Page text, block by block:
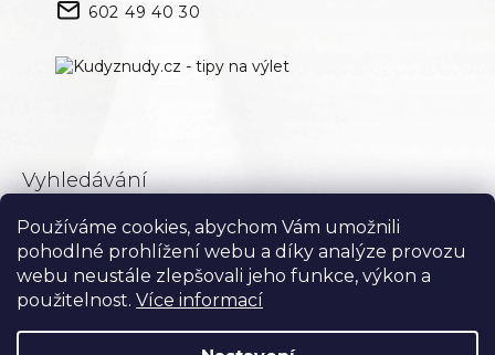
Používáme cookies, abychom Vám umožnili
pohodlné prohlížení webu a díky analýze provozu
webu neustále zlepšovali jeho funkce, výkon a
použitelnost. Více informací
602 49 40 30
Vyhledávání
Hledat